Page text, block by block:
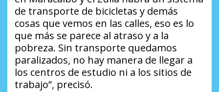
de transporte de bicicletas y demás
cosas que vemos en las calles, eso es lo
que más se parece al atraso y a la
pobreza. Sin transporte quedamos
paralizados, no hay manera de llegar a
los centros de estudio ni a los sitios de
trabajo”, precisó.